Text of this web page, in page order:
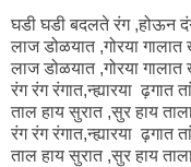
घडी घडी बदलते रंग ,होऊन
लाज डोळयात ,गोरया
लाज डोळयात ,गोरया
रंग रंग रंगात,न्ह्यारया ढ़गात
ताल हाय सुरात ,सुर हाय
रंग रंग रंगात,न्ह्यारया ढ़गात
ताल हाय सुरात ,सुर हाय